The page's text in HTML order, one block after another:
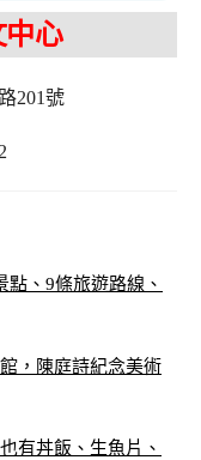
中心
201號
、9條旅遊路線、
，陳庭詩紀念美術
有丼飯、生魚片、